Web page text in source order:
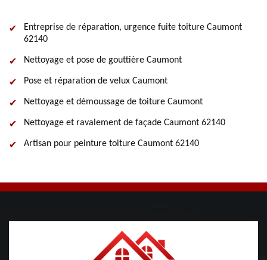
Entreprise de réparation, urgence fuite toiture Caumont
62140
Nettoyage et pose de gouttière Caumont
Pose et réparation de velux Caumont
Nettoyage et démoussage de toiture Caumont
Nettoyage et ravalement de façade Caumont 62140
Artisan pour peinture toiture Caumont 62140